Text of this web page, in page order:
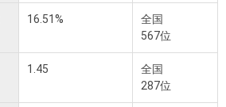
16.51%
全国
567位
1.45
全国
287位